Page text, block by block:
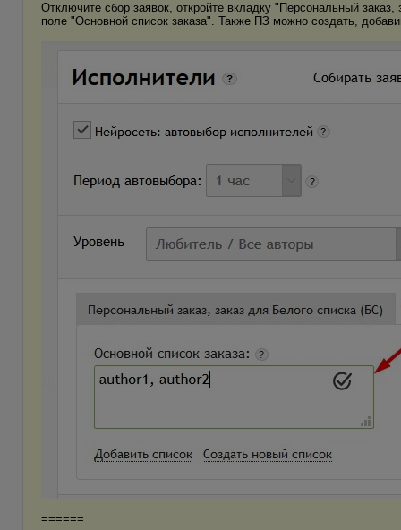
Отключите сбор заявок, откройте вкладку "Персональный
поле "Основной список заказа". Также ПЗ можно создать,
======